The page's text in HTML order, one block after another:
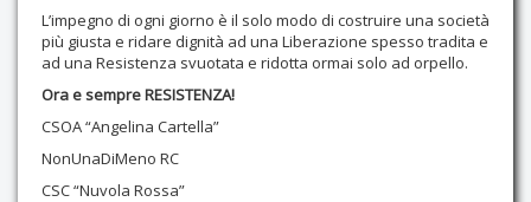
L’impegno di ogni giorno è il solo modo di costruire una società
più giusta e ridare dignità ad una Liberazione spesso tradita e
ad una Resistenza svuotata e ridotta ormai solo ad orpello.
Ora e sempre RESISTENZA!
CSOA “Angelina Cartella”
NonUnaDiMeno RC
CSC “Nuvola Rossa”